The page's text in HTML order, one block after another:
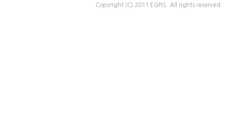
Copyright (C) 2011 EGPIS. All rights reserved.